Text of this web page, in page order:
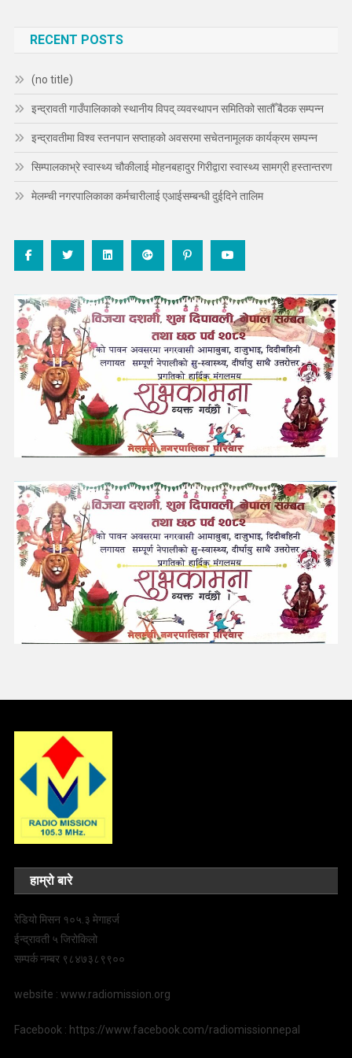
RECENT POSTS
(no title)
इन्द्रावती गाउँपालिकाको स्थानीय विपद् व्यवस्थापन समितिको सातौँ बैठक सम्पन्न
इन्द्रावतीमा विश्व स्तनपान सप्ताहको अवसरमा सचेतनामूलक कार्यक्रम सम्पन्न
सिम्पालकाभ्रे स्वास्थ्य चौकीलाई मोहनबहादुर गिरीद्वारा स्वास्थ्य सामग्री हस्तान्तरण
मेलम्ची नगरपालिकाका कर्मचारीलाई एआईसम्बन्धी दुईदिने तालिम
हाम्रो बारे
रेडियो मिसन १०५.३ मेगाहर्ज
ईन्द्रावती ५ जिरोकिलो
सम्पर्क नम्बर ९८४७३८९९००
website : www.radiomission.org
Facebook : https://www.facebook.com/radiomissionnepal